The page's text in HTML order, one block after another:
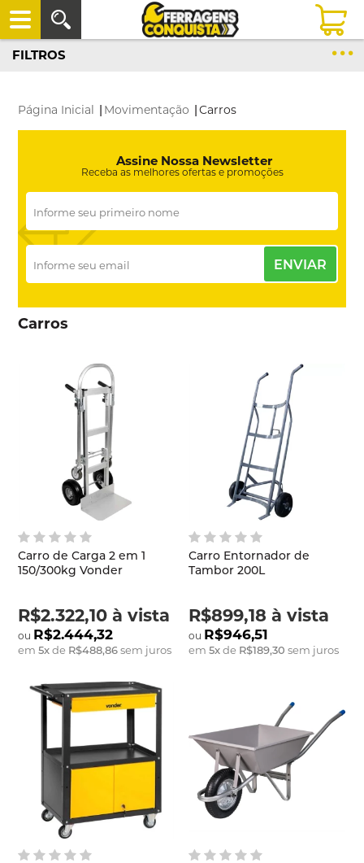
Página Inicial | Movimentação |Carros
FILTROS
Assine Nossa Newsletter
Receba as melhores ofertas e promoções
ENVIAR
Carros
Carro de Carga 2 em 1
150/300kg Vonder
R$2.322,10 à vista
R$2.444,32
em5xde R$488,86sem juros
Carro Entornador de
Tambor 200L
R$899,18 à vista
R$946,51
em 5xde R$189,30 sem juros